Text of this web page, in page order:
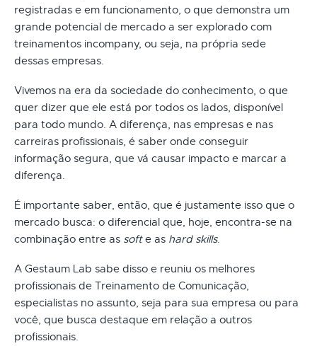
registradas e em funcionamento, o que demonstra um
grande potencial de mercado a ser explorado com
treinamentos incompany, ou seja, na própria sede
dessas empresas.
Vivemos na era da sociedade do conhecimento, o que
quer dizer que ele está por todos os lados, disponível
para todo mundo. A diferença, nas empresas e nas
carreiras profissionais, é saber onde conseguir
informação segura, que vá causar impacto e marcar a
diferença.
É importante saber, então, que é justamente isso que o
mercado busca: o diferencial que, hoje, encontra-se na
combinação entre as softe as hard skills.
A Gestaum Lab sabe disso e reuniu os melhores
profissionais de Treinamento de Comunicação,
especialistas no assunto, seja para sua empresa ou para
você, que busca destaque em relação a outros
profissionais.